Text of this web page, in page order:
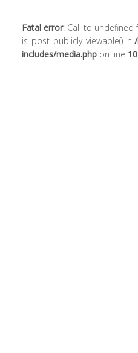
Fatal error: Call to undefined
is_post_publicly_viewable() in
includes/media.phpon line